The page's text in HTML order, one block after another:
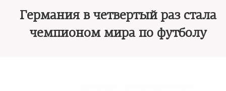
Германия в четвертый раз стала
чемпионом мира по футболу